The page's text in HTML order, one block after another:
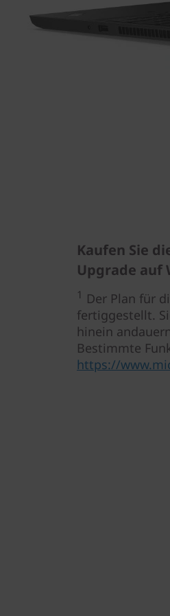
Kaufen Sie
Upgrade auf
1 Der Plan für
fertiggestellt.
hinein
Bestimmte
https://